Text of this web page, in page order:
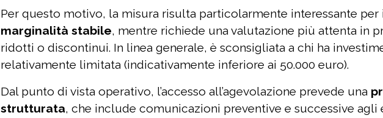
Per questo motivo, la misura risulta particolarmente interessante per
marginalità stabile, mentre richiede una valutazione più attenta in
ridotti o discontinui. In linea generale, è sconsigliata a chi ha
relativamente limitata (indicativamente inferiore ai 50.000 euro).
Dal punto di vista operativo, l’accesso all’agevolazione prevede una
strutturata, che include comunicazioni preventive e successive agli